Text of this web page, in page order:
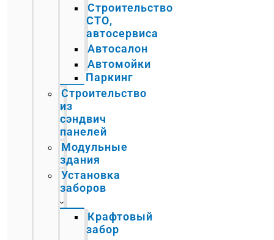
Строительство
СТО,
автосервиса
Автосалон
Автомойки
Паркинг
Строительство
из
сэндвич
панелей
Модульные
здания
Установка
заборов
Крафтовый
забор